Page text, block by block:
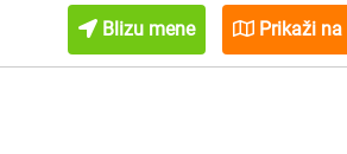
Blizu mene Prikaži na